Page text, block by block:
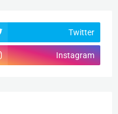
Twitter
Instagram